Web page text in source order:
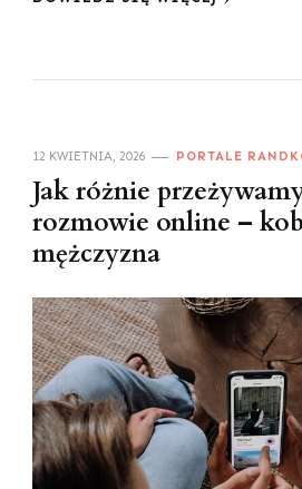
12 KWIETNIA, 2026 PORTALE
Jak różnie
rozmowie online –
mężczyzna